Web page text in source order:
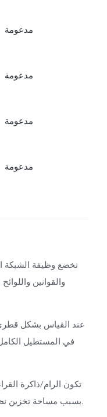
مدعومة
مدعومة
مدعومة
مدعومة
والقوانين
في المستطيل
بسبب مساحة تخزين نظام التشغيل والتطبيقات المثبتة سابقًا.